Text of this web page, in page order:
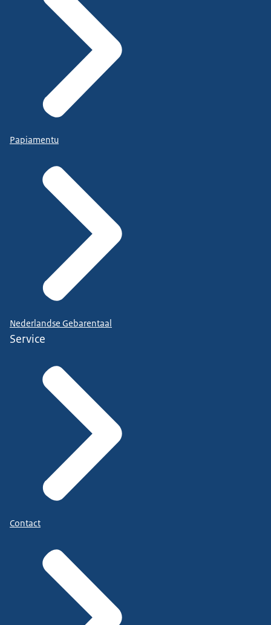
Papiamentu
Nederlandse Gebarentaal
Service
Contact